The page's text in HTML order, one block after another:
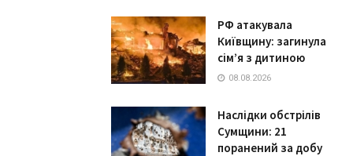
РФ атакувала
Київщину: загинула
сім’я з дитиною
08.08.2026
Наслідки обстрілів
Сумщини: 21
поранений за добу